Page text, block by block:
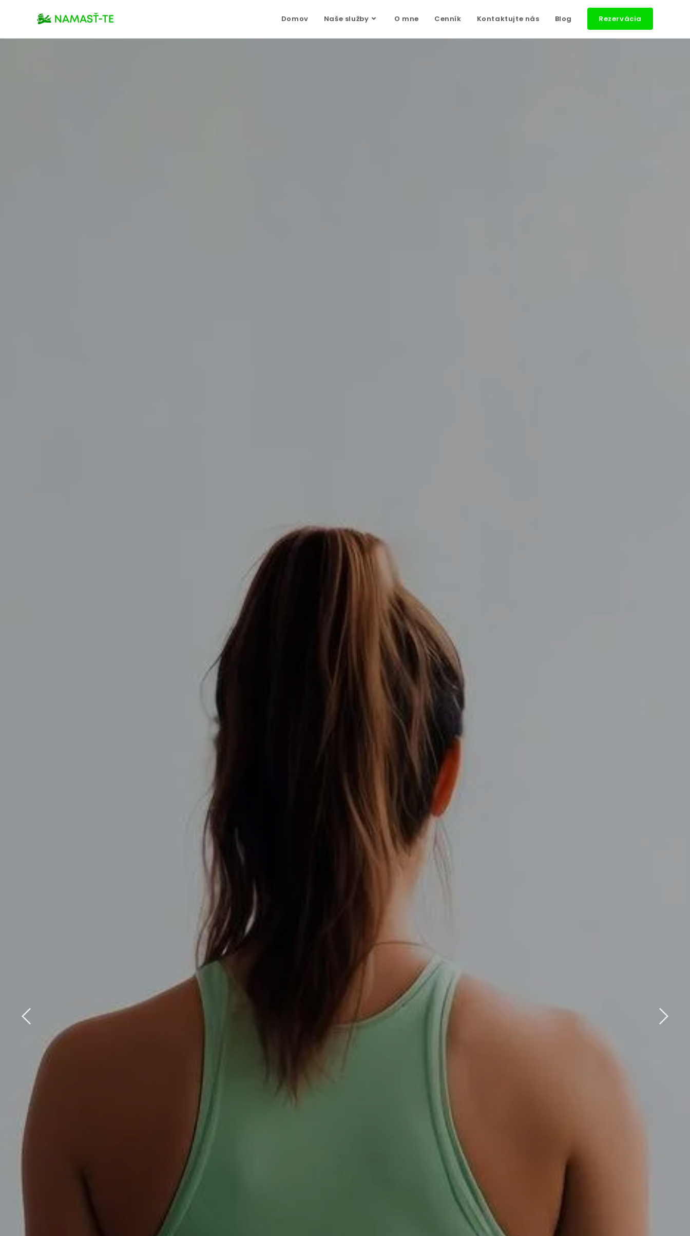
Domov Naše služby O mne Cenník Kontaktujte nás Blog Rezervácia